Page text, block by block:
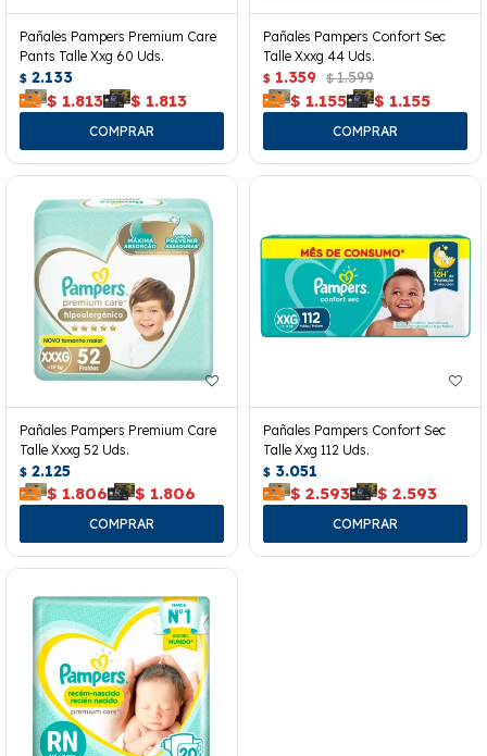
Pañales Pampers Premium Care
Pants Talle Xxg 60 Uds.
$ 2.133
$ 1.813 $ 1.813
Pañales Pampers Confort Sec
Talle Xxxg 44 Uds.
$ 1.359 $ 1.599
$ 1.155 $ 1.155
Pañales Pampers Premium Care
Talle Xxxg 52 Uds.
$ 2.125
$ 1.806 $ 1.806
Pañales Pampers Confort Sec
Talle Xxg 112 Uds.
$ 3.051
$ 2.593 $ 2.593